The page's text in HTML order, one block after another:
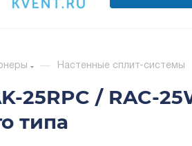
— Настенные сплит-системы
25RPC / RAC-
типа